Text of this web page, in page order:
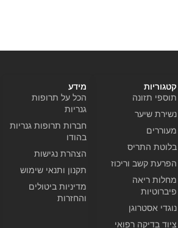
קטגוריות
תוספי תזונה
נשירת שיער
מעוררים
בלוטת התריס
הפרעת קשב וריכוז
מחלות ריאה
פיברוטיות
נוגדי אסטרוגן
ציוד בדיקה רפואי
מידע
הכל על תרופות
גנריות
חברות תרופות גנריות
בהודו
הצהרת נגישות
תקנון ותנאי שימוש
מדיניות ביטולים
והחזרות